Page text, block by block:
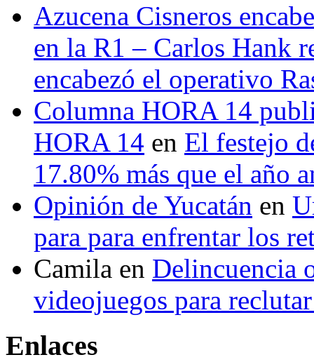
Azucena Cisneros
en la R1 – Carlos Hank
encabezó el operativo
Columna HORA 14
HORA 14 en El festejo
17.80% más que el año
Opinión de Yucatán en
para para enfrentar los
Camila en Delincuencia
videojuegos para
Enlaces